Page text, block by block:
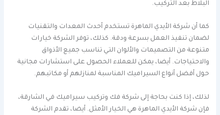
البلاط بعد التركيب.
كما أن شركة الأيدي الماهرة تستخدم أحدث المعدات والتقنيات
لضمان تنفيذ العمل بسرعة ودقة. كذلك، توفر الشركة خيارات
متنوعة من التصميمات والألوان التي تناسب جميع الأذواق
والاحتياجات. أيضا، يمكن للعملاء الحصول على استشارات مجانية
حول أفضل أنواع السيراميك المناسبة لمنازلهم أو مكاتبهم.
لذلك، إذا كنت بحاجة إلى شركة فك وتركيب سيراميك في الشارقة،
فإن شركة الأيدي الماهرة هي الخيار الأمثل. أيضا، تقدم الشركة